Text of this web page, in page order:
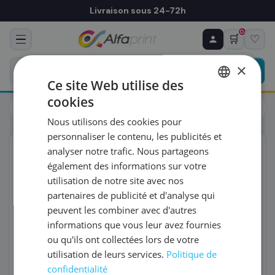
Livraison sous 24-72h
🛒
0
♡
Toners
Toners
ORIGINAL
♻ COMMANDE RÉCURRENTE
Prévoyez & économisez
Programmez votre prochain achat — notre équipe
vous prépare un devis personnalisé
RÉFÉRENCE DU PRODUIT
FRÉQUENCE
QUANTITÉ PAR LIVRAISON
DATE DE PREMIÈRE LIVRAISON SOUHAITÉE
×
Ce site Web utilise des
cookies
Nous utilisons des cookies pour
personnaliser le contenu, les publicités et
analyser notre trafic. Nous partageons
également des informations sur votre
utilisation de notre site avec nos
partenaires de publicité et d'analyse qui
peuvent les combiner avec d'autres
informations que vous leur avez fournies
ou qu'ils ont collectées lors de votre
utilisation de leurs services. Politique de
confidentialité